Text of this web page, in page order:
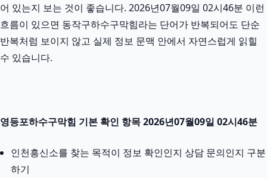
어 있는지 보는 것이 좋습니다. 2026년07월09일 02시46분 이런
흐름이 있으면 동작구하수구막힘라는 단어가 반복되어도 단순
반복처럼 보이지 않고 실제 정보 문맥 안에서 자연스럽게 읽힐
수 있습니다.
영등포하수구막힘 기본 확인 항목 2026년07월09일 02시46분
인천흥신소를 찾는 목적이 정보 확인인지 상담 문의인지 구분
하기